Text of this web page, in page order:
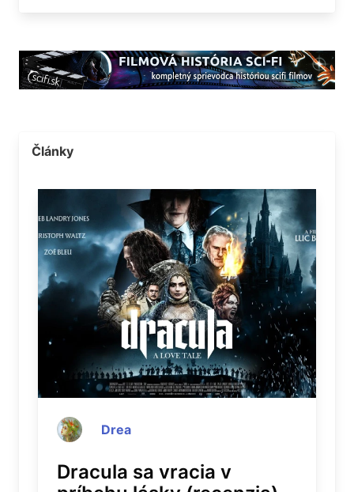
Články
Drea
Dracula sa vracia v